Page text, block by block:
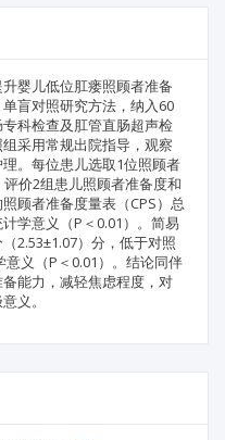
婴儿低位肛瘘照顾者准备
盲对照研究方法，纳入60
科检查及肛管直肠超声检
采用常规出院指导，观察
。每位患儿选取1位照顾者
价2组患儿照顾者准备度和
顾者准备度量表（CPS）总
学意义（P＜0.01）。简易
2.53±1.07）分，低于对照
义（P＜0.01）。结论同伴
能力，减轻焦虑程度，对
义。